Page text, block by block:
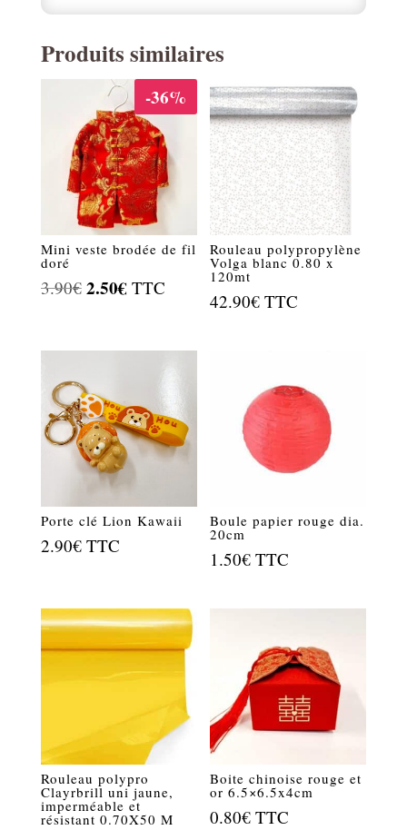
Produits similaires
-36%
Mini veste brodée de fil
doré
3.90€ Le
était :
3.90€.
2.50€Le
est :
2.50€.
TTC
Rouleau polypropylène
Volga blanc 0.80 x
120mt
42.90€ TTC
Porte clé Lion Kawaii
2.90€ TTC
Boule papier rouge dia.
20cm
1.50€ TTC
Rouleau polypro
Clayrbrill uni jaune,
imperméable et
résistant 0.70X50 M
Boite chinoise rouge et
or 6.5×6.5x4cm
0.80€ TTC